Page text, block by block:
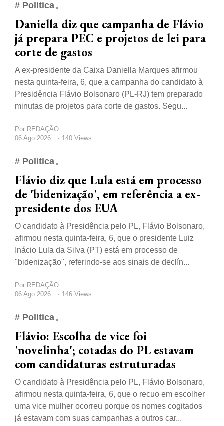
# Politica
Daniella diz que campanha de Flávio
já prepara PEC e projetos de lei para
corte de gastos
A ex-presidente da Caixa Daniella Marques afirmou
nesta quinta-feira, 6, que a campanha do candidato à
Presidência Flávio Bolsonaro (PL-RJ) tem preparado
minutas de projetos para corte de gastos. Segu...
Por REDAÇÃO
06 Ago 2026
140 Views
# Politica
Flávio diz que Lula está em processo
de 'bidenização', em referência a ex-
presidente dos EUA
O candidato à Presidência pelo PL, Flávio Bolsonaro,
afirmou nesta quinta-feira, 6, que o presidente Luiz
Inácio Lula da Silva (PT) está em processo de
"bidenização", referindo-se aos sinais de declín...
Por REDAÇÃO
06 Ago 2026
146 Views
# Politica
Flávio: Escolha de vice foi
'novelinha'; cotadas do PL estavam
com candidaturas estruturadas
O candidato à Presidência pelo PL, Flávio Bolsonaro,
afirmou nesta quinta-feira, 6, que o recuo em escolher
uma vice mulher ocorreu porque os nomes cogitados
já estavam com suas campanhas a outros car...